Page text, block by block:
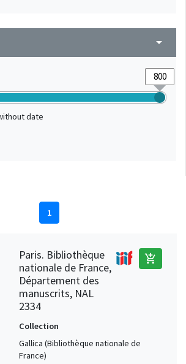
arrow_drop_down
date
1
Paris. Bibliothèque
nationale de France,
Département des
manuscrits, NAL
2334
add_shopping_cart
Collection
Gallica (Bibliothèque nationale de
France)